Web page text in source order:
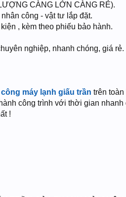
CÀNG LỚN CÀNG RẺ).
công - vật tư lắp đặt.
, kèm theo phiếu bảo hành.
nghiệp, nhanh chóng, giá rẻ.
máy lạnh giấu trần trên
công trình với thời gian
!